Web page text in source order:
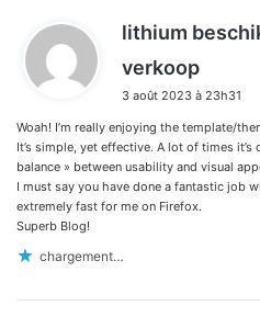
lithium
verkoop
t
:
3 août 2023 à 23h31
Woah! I’m really enjoying the template/
It’s simple, yet effective. A lot of times
balance » between usability and visual
I must say you have done a fantastic job
extremely fast for me on Firefox.
Superb Blog!
chargement…